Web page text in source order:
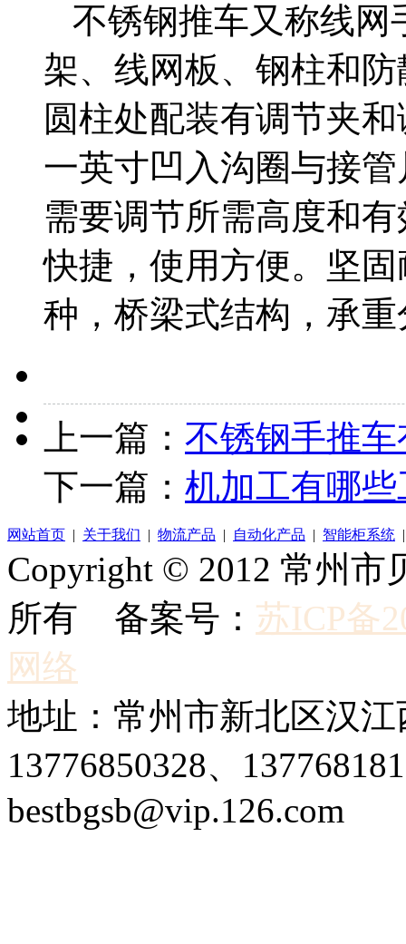
不锈钢推车又称线网
架、线网板、钢柱和
圆柱处配装有调节夹
一英寸凹入沟圈与接
需要调节所需高度和
快捷，使用方便。坚
种，桥梁式结构，承
上一篇： 不锈钢手推
下一篇： 机加工有哪些
网站首页 | 关于我们 | 物流产品 | 自动化产品 | 智能柜系统
Copyright © 2012 常州
所有 备案号： 苏ICP备
网络
地址：常州市新北区汉
13776850328、
bestbgsb@vip.126.com